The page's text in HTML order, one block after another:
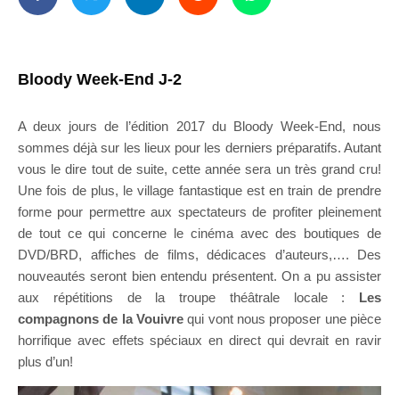
Bloody Week-End J-2
A deux jours de l’édition 2017 du Bloody Week-End, nous
sommes déjà sur les lieux pour les derniers préparatifs. Autant
vous le dire tout de suite, cette année sera un très grand cru!
Une fois de plus, le village fantastique est en train de prendre
forme pour permettre aux spectateurs de profiter pleinement
de tout ce qui concerne le cinéma avec des boutiques de
DVD/BRD, affiches de films, dédicaces d’auteurs,…. Des
nouveautés seront bien entendu présentent. On a pu assister
aux répétitions de la troupe théâtrale locale : Les
compagnons de la Vouivre qui vont nous proposer une pièce
horrifique avec effets spéciaux en direct qui devrait en ravir
plus d’un!